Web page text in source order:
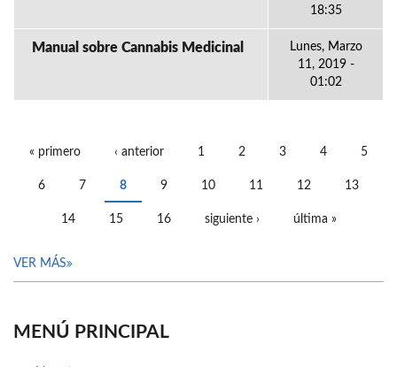
18:35
Manual sobre Cannabis Medicinal
Lunes, Marzo
11, 2019 -
01:02
« primero ‹ anterior 1 2 3 4 5
6 7 8 9 10 11 12 13
14 15 16 siguiente › última »
VER MÁS
MENÚ PRINCIPAL